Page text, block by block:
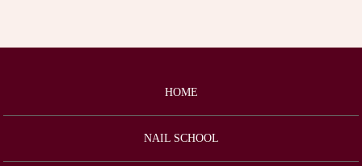
HOME
NAIL SCHOOL